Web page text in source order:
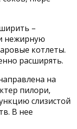
–
нежирную
котлеты.
расширять.
на
пилори,
слизистой
В нее